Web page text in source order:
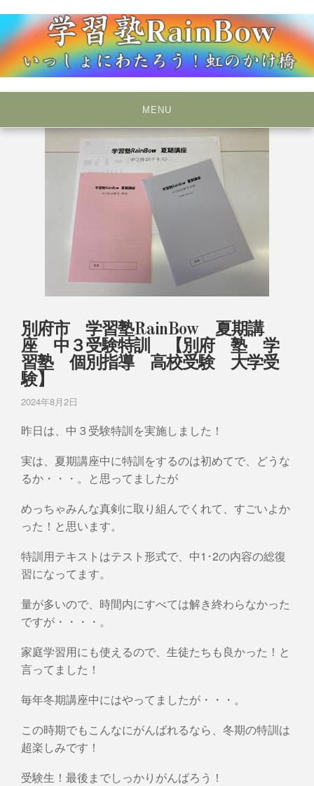
to
content
学習塾RainBow
MENU
別府市 学習塾RainBow 夏期講
座 中３受験特訓 【別府 塾 学
習塾 個別指導 高校受験 大学受
験】
2024年8月2日
昨日は、中３受験特訓を実施しました！
実は、夏期講座中に特訓をするのは初めてで、どうな
るか・・・。と思ってましたが
めっちゃみんな真剣に取り組んでくれて、すごいよか
った！と思います。
特訓用テキストはテスト形式で、中1･2の内容の総復
習になってます。
量が多いので、時間内にすべては解き終わらなかった
ですが・・・・。
家庭学習用にも使えるので、生徒たちも良かった！と
言ってました！
毎年冬期講座中にはやってましたが・・・。
この時期でもこんなにがんばれるなら、冬期の特訓は
超楽しみです！
受験生！最後までしっかりがんばろう！